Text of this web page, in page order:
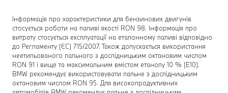
Інформація про характеристики для бензинових двигунів
стосується роботи на паливі якості RON 98. Інформація про
витрату стосується експлуатації на еталонному паливі відповідно
до Регламенту (ЄС) 715/2007. Також допускається використання
неетильованого пального з дослідницьким октановим числом
RON 91 і вище та максимальним вмістом етанолу 10 % (E10).
BMW рекомендує використовувати пальне з дослідницьким
октановим числом RON 95. Для високопродуктивних